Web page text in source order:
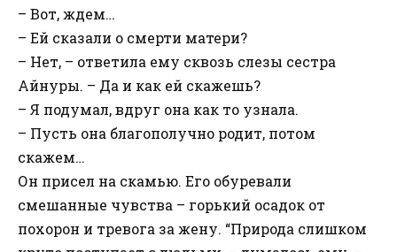
– Вот, ждем…
– Ей сказали о смерти матери?
– Нет, – ответила ему сквозь слезы сестра
Айнуры. – Да и как ей скажешь?
– Я подумал, вдруг она как то узнала.
– Пусть она благополучно родит, потом
скажем…
Он присел на скамью. Его обуревали
смешанные чувства – горький осадок от
похорон и тревога за жену. “Природа слишком